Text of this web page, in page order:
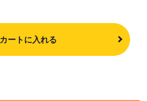
カートに入れる